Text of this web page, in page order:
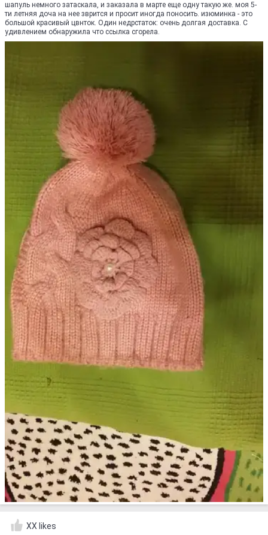
шапуль немного затаскала, и заказала в марте еще одну такую же. моя 5-
ти летняя доча на нее зврится и просит иногда поносить. изюминка - это
большой красивый цвнток. Один недрстаток: очень долгая доставка. С
удивлением обнаружила что ссылка сгорела.
XX likes